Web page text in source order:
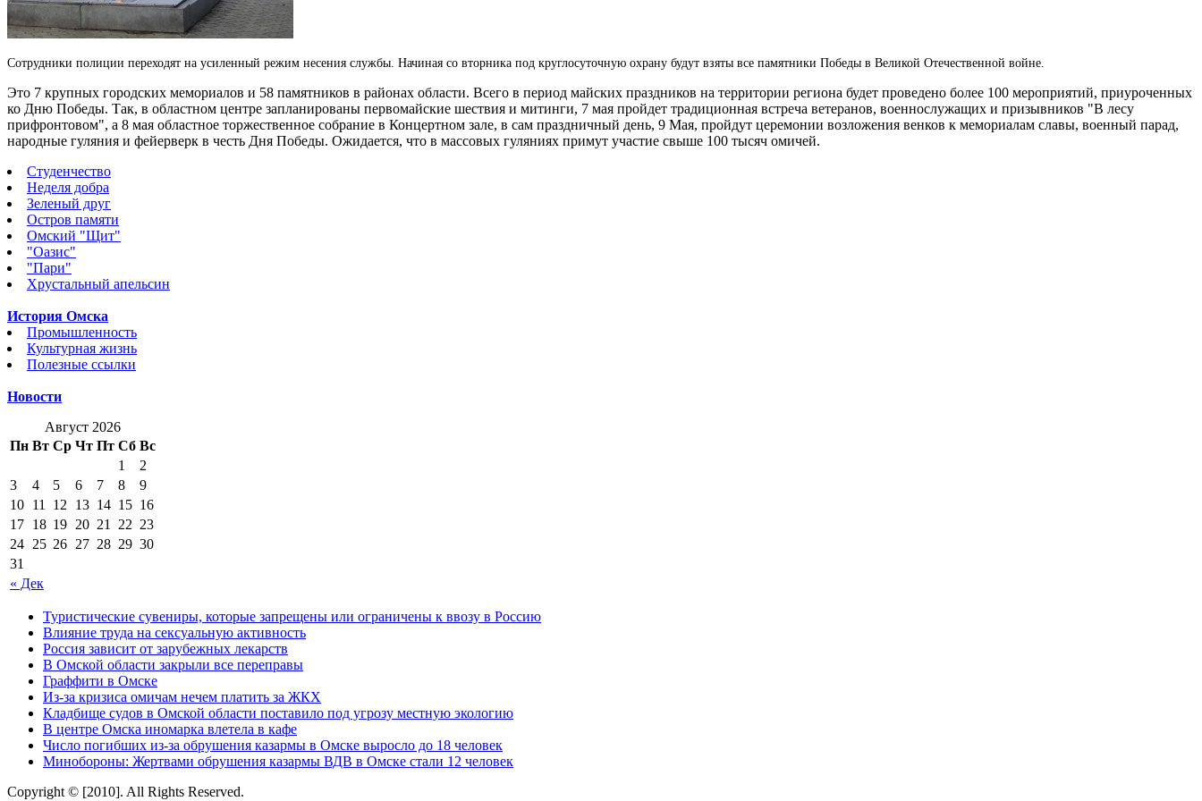
Сотрудники полиции переходят на усиленный режим несения службы. Начиная со вторника под круглосуточную охрану будут взяты все памятники Победы в Великой Отечественной войне.
Это 7 крупных городских мемориалов и 58 памятников в районах области. Всего в период майских праздников на территории региона будет проведено более 100 мероприятий, приуроченных
ко Дню Победы. Так, в областном центре запланированы первомайские шествия и митинги, 7 мая пройдет традиционная встреча ветеранов, военнослужащих и призывников "В лесу
прифронтовом", а 8 мая областное торжественное собрание в Концертном зале, в сам праздничный день, 9 Мая, пройдут церемонии возложения венков к мемориалам славы, военный парад,
народные гуляния и фейерверк в честь Дня Победы. Ожидается, что в массовых гуляниях примут участие свыше 100 тысяч омичей.
Студенчество
Неделя добра
Зеленый друг
Остров памяти
Омский "Щит"
"Оазис"
"Пари"
Хрустальный апельсин
История Омска
Промышленность
Культурная жизнь
Полезные ссылки
Новости
Август 2026
Пн Вт Ср Чт Пт Сб Вс
« Дек
1
2
3
4 5 6 7 8
9
10 11 12 13 14 15 16
17 18 19 20 21 22 23
24 25 26 27 28 29 30
31
Туристические сувениры, которые запрещены или ограничены к ввозу в Россию
Влияние труда на сексуальную активность
Россия зависит от зарубежных лекарств
В Омской области закрыли все переправы
Граффити в Омске
Из-за кризиса омичам нечем платить за ЖКХ
Кладбище судов в Омской области поставило под угрозу местную экологию
В центре Омска иномарка влетела в кафе
Число погибших из-за обрушения казармы в Омске выросло до 18 человек
Минобороны: Жертвами обрушения казармы ВДВ в Омске стали 12 человек
Copyright © [2010]. All Rights Reserved.